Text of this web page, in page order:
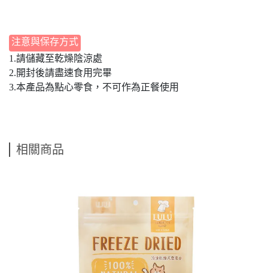
注意與保存方式
1.請儲藏至乾燥陰涼處
2.開封後請盡速食用完畢
3.本產品為點心零食，不可作為正餐使用
相關商品